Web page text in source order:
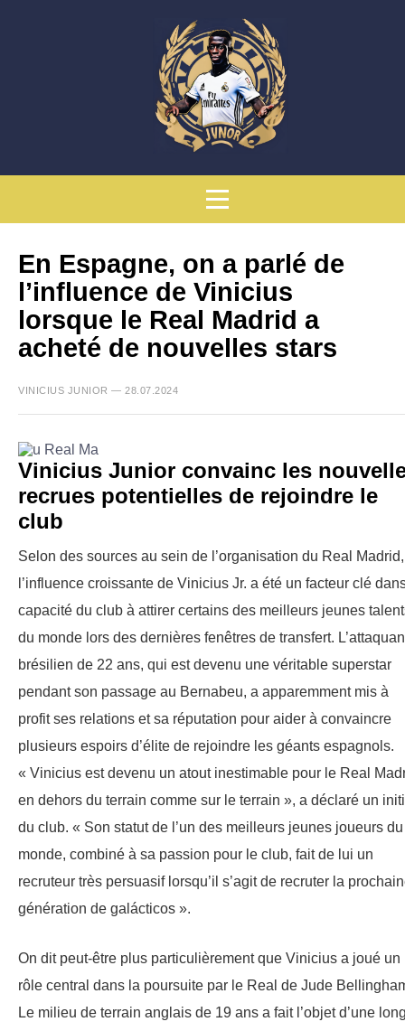
En Espagne, on a parlé de
l’influence de Vinicius
lorsque le Real Madrid a
acheté de nouvelles stars
VINICIUS JUNIOR — 28.07.2024
Vinicius Junior convainc les
recrues potentielles de rejoindre le
club
Selon des sources au sein de l’organisation du Real Madrid,
l’influence croissante de Vinicius Jr. a été un facteur clé
capacité du club à attirer certains des meilleurs jeunes
du monde lors des dernières fenêtres de transfert.
brésilien de 22 ans, qui est devenu une véritable superstar
pendant son passage au Bernabeu, a apparemment mis à
profit ses relations et sa réputation pour aider à convaincre
plusieurs espoirs d’élite de rejoindre les géants espagnols.
« Vinicius est devenu un atout inestimable pour le Real
en dehors du terrain comme sur le terrain », a déclaré un
du club. « Son statut de l’un des meilleurs jeunes joueurs du
monde, combiné à sa passion pour le club, fait de lui un
recruteur très persuasif lorsqu’il s’agit de recruter la
génération de galácticos ».
On dit peut-être plus particulièrement que Vinicius a joué un
rôle central dans la poursuite par le Real de Jude
Le milieu de terrain anglais de 19 ans a fait l’objet d’une